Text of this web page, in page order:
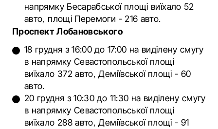
напрямку Бесарабської площі виїхало 52
авто, площі Перемоги - 216 авто.
Проспект Лобановського
18 грудня з 16:00 до 17:00 на виділену смугу
в напрямку Севастопольської площі
виїхало 372 авто, Деміївської площі - 60
авто.
20 грудня з 10:30 до 11:30 на виділену смугу
в напрямку Севастопольської площі
виїхало 288 авто, Деміївської площі - 91